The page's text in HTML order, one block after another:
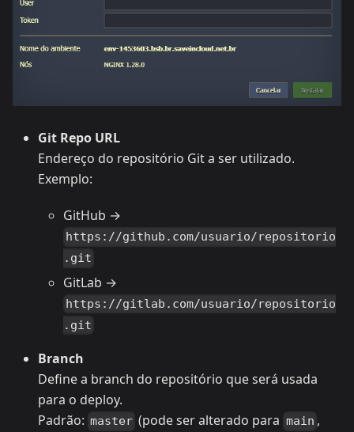
Git Repo URL
Endereço do repositório Git a ser utilizado.
Exemplo:
GitHub →
https://github.com/usuario/repositorio
.git
GitLab →
https://gitlab.com/usuario/repositorio
.git
Branch
Define a branch do repositório que será usada
para o deploy.
Padrão: master (pode ser alterado para main ,